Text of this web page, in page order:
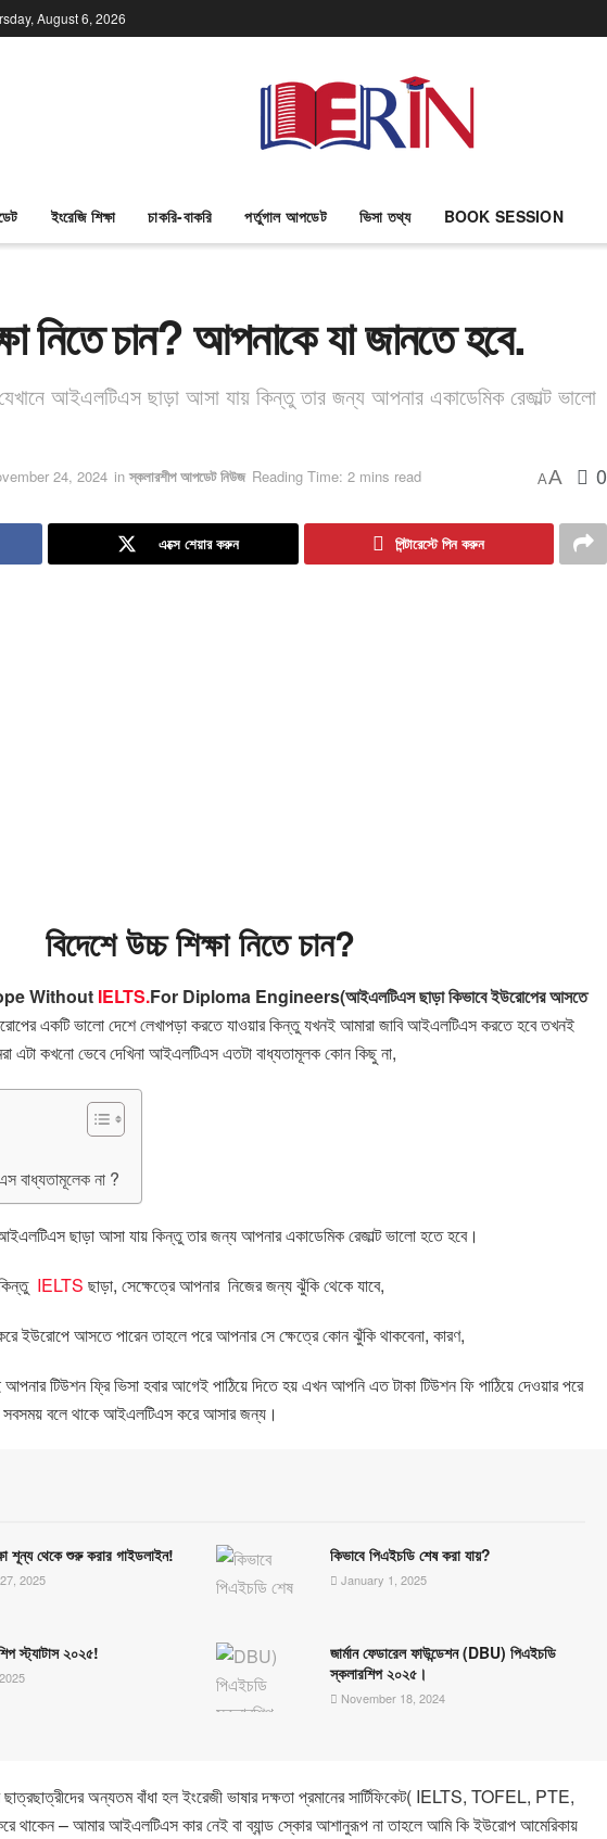
August 6, 2026
ইংরেজি শিক্ষা চাকরি-বাকরি পর্তুগাল আপডেট ভিসা তথ্য BOOK SESSION
নিতে চান? আপনাকে যা জানতে হবে.
আইএলটিএস ছাড়া আসা যায় কিন্তু তার জন্য আপনার একাডেমিক রেজাল্ট ভালো
24, 2024 in স্কলারশীপ আপডেট নিউজ Reading Time: 2 mins read AA 0
এক্সে শেয়ার করুন পিন্টারেস্টে পিন করুন
বিদেশে উচ্চ শিক্ষা নিতে চান?
Without IELTS.For Diploma Engineers(আইএলটিএস ছাড়া কিভাবে ইউরোপের আসতে
একটি ভালো দেশে লেখাপড়া করতে যাওয়ার কিন্তু যখনই আমারা জাবি আইএলটিএস করতে হবে তখনই
এটা কখনো ভেবে দেখিনা আইএলটিএস এতটা বাধ্যতামূলক কোন কিছু না,
বাধ্যতামূলেক না ?
ছাড়া আসা যায় কিন্তু তার জন্য আপনার একাডেমিক রেজাল্ট ভালো হতে হবে।
IELTS ছাড়া, সেক্ষেত্রে আপনার নিজের জন্য ঝুঁকি থেকে যাবে,
আসতে পারেন তাহলে পরে আপনার সে ক্ষেত্রে কোন ঝুঁকি থাকবেনা, কারণ,
আপনার টিউশন ফ্রি ভিসা হবার আগেই পাঠিয়ে দিতে হয় এখন আপনি এত টাকা টিউশন ফি পাঠিয়ে দেওয়ার পরে
বলে থাকে আইএলটিএস করে আসার জন্য।
শূন্য থেকে শুরু করার গাইডলাইন!
2025
কিভাবে পিএইচডি শেষ করা যায়?
January 1, 2025
স্ট্যাটাস ২০২৫!
জার্মান ফেডারেল ফাউন্ডেশন (DBU) পিএইচডি
স্কলারশিপ ২০২৫।
November 18, 2024
অন্যতম বাঁধা হল ইংরেজী ভাষার দক্ষতা প্রমানের সার্টিফিকেট( IELTS, TOFEL, PTE,
থাকেন–আমার আইএলটিএস কার নেই বা ব্যান্ড স্কোর আশানুরূপ না তাহলে আমি কি ইউরোপ আমেরিকায়